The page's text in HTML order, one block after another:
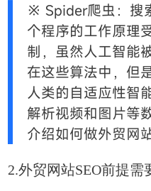
※ Spider爬虫：搜
个程序的工作原理
制，虽然人工智能
在这些算法中，但
人类的自适应性智
解析视频和图片等
介绍如何做外贸网
2.外贸网站SEO前提需